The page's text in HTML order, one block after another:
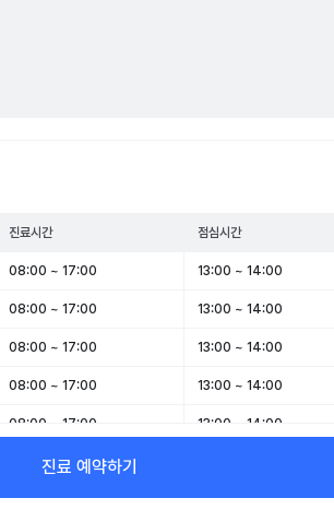
진료시간 점심시간
08:00 ~ 17:00 13:00 ~ 14:00
08:00 ~ 17:00 13:00 ~ 14:00
08:00 ~ 17:00 13:00 ~ 14:00
08:00 ~ 17:00 13:00 ~ 14:00
08:00 ~ 17:00 13:00 ~ 14:00
08:00 ~ 13:00
휴무 -
진료 예약하기